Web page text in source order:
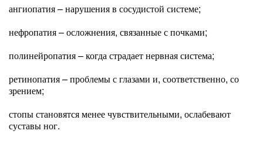
ангиопатия – нарушения в сосудистой системе;
нефропатия – осложнения, связанные с почками;
полинейропатия – когда страдает нервная система;
ретинопатия – проблемы с глазами и, соответственно, со
зрением;
стопы становятся менее чувствительными, ослабевают
суставы ног.